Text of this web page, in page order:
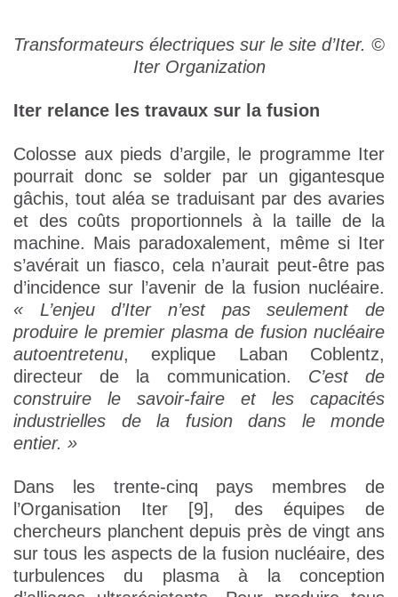
Transformateurs électriques sur le site d’Iter. ©
Iter Organization
Iter relance les travaux sur la fusion
Colosse aux pieds d’argile, le programme Iter
pourrait donc se solder par un gigantesque
gâchis, tout aléa se traduisant par des avaries
et des coûts proportionnels à la taille de la
machine. Mais paradoxalement, même si Iter
s’avérait un fiasco, cela n’aurait peut-être pas
d’incidence sur l’avenir de la fusion nucléaire.
« L’enjeu d’Iter n’est pas seulement de
produire le premier plasma de fusion nucléaire
autoentretenu, explique Laban Coblentz,
directeur de la communication. C’est de
construire le savoir-faire et les capacités
industrielles de la fusion dans le monde
entier. »
Dans les trente-cinq pays membres de
l’Organisation Iter [9], des équipes de
chercheurs planchent depuis près de vingt ans
sur tous les aspects de la fusion nucléaire, des
turbulences du plasma à la conception